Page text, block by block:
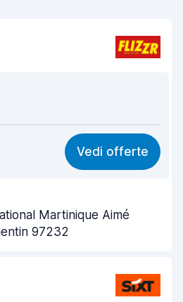
8,8
8,7
9,4
Vedi offerte
Martinique Aimé
97232